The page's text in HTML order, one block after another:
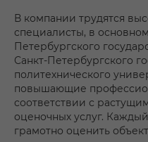
В компании трудятся
специалисты, в
Петербургского
Санкт-Петербургского
политехнического
повышающие
соответствии с
оценочных услуг.
грамотно оценить